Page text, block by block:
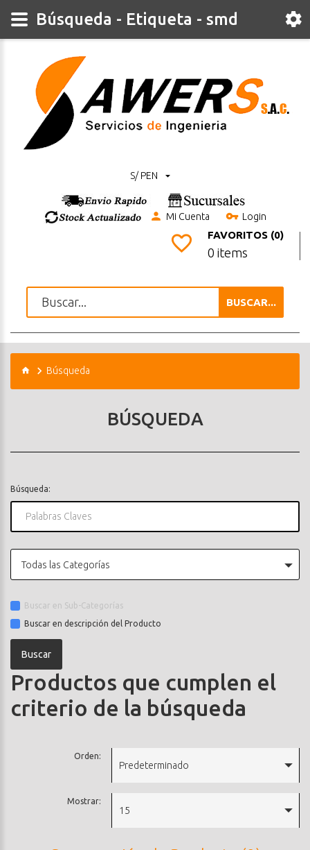
S/ PEN
Mi Cuenta Login
FAVORITOS (0)
0 items
BUSCAR...
Búsqueda
BÚSQUEDA
Búsqueda:
Todas las Categorías
Buscar en Sub-Categorías
Buscar en descripción del Producto
Productos que cumplen el
criterio de la búsqueda
Orden:
Predeterminado
Mostrar:
15
Búsqueda - Etiqueta - smd